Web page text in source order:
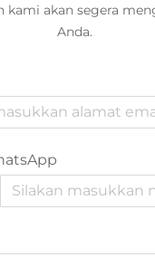
kami akan segera
Anda.